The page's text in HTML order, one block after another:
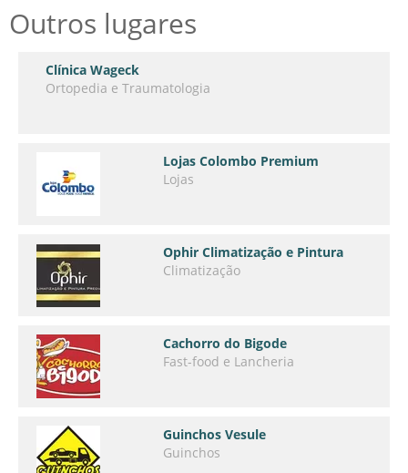
Outros lugares
Clínica Wageck
Ortopedia e Traumatologia
Lojas Colombo Premium
Lojas
Ophir Climatização e Pintura
Climatização
Cachorro do Bigode
Fast-food e Lancheria
Guinchos Vesule
Guinchos